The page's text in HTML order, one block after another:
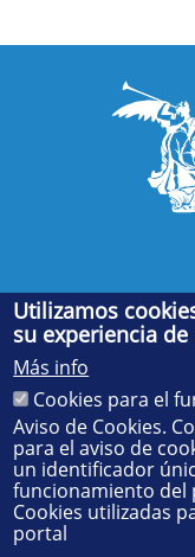
FACULTAD DE
Avda. de la Reina
55 28 91.
Secretaría:
Utilizamos
su experiencia
Más info
Cookies para el
Aviso de Cookies.
para el aviso de
un identificador
funcionamiento del
Cookies utilizadas
portal